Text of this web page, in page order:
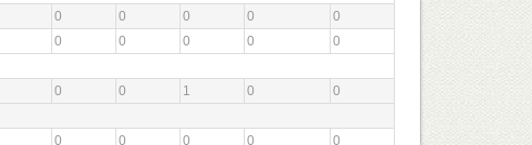
0 0 0 0 0
0 0 0 0
0
0 0 1 0
0
0 0 0 0
0